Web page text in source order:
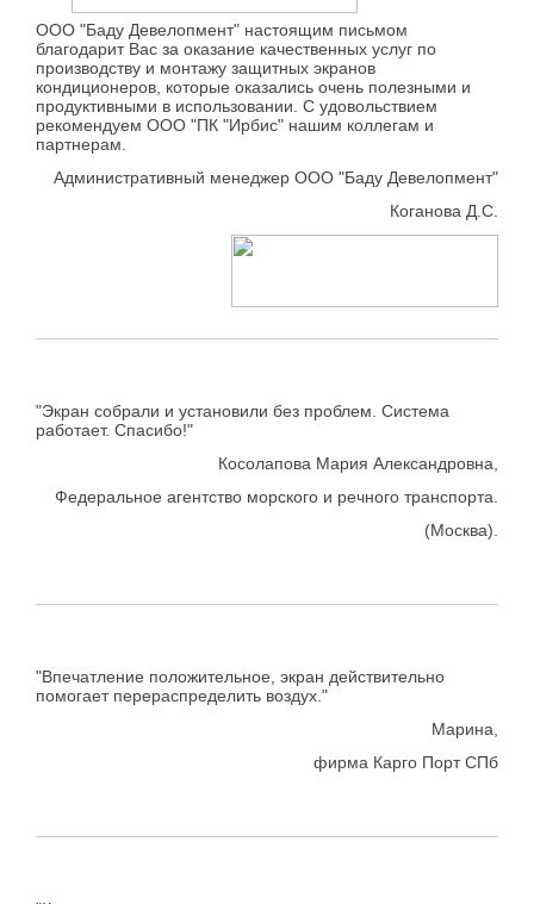
ООО "Баду Девелопмент" настоящим письмом
благодарит Вас за оказание качественных услуг по
производству и монтажу защитных экранов
кондиционеров, которые оказались очень полезными и
продуктивными в использовании. С удовольствием
рекомендуем ООО "ПК "Ирбис" нашим коллегам и
партнерам.
Административный менеджер ООО "Баду Девелопмент"
Коганова Д.С.
"Экран собрали и установили без проблем. Система
работает. Спасибо!"
Косолапова Мария Александровна,
Федеральное агентство морского и речного транспорта.
(Москва).
"Впечатление положительное, экран действительно
помогает перераспределить воздух."
Марина,
фирма Карго Порт СПб